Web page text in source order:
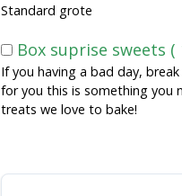
Standard grote
Box suprise sweets (
If you having a bad day,
for you this is something you
treats we love to bake!